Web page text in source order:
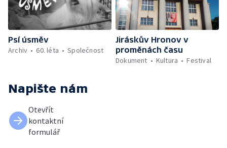
Psí úsměv
Archiv
60. léta Společnost
Jiráskův Hronov v
proměnách času
Dokument
Kultura Festival
Napište nám
Otevřít
kontaktní
formulář